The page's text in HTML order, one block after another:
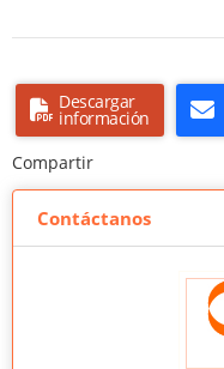
Descargar
información
Compartir
Contáctanos